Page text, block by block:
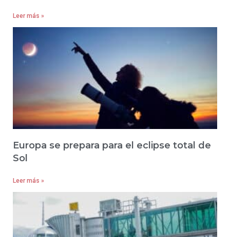
Leer más »
Europa se prepara para el eclipse total de
Sol
Leer más »